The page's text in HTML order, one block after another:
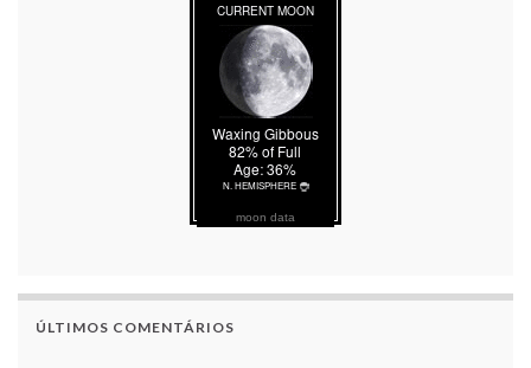
moon data
ÚLTIMOS COMENTÁRIOS